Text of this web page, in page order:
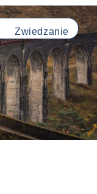
Zwiedzanie